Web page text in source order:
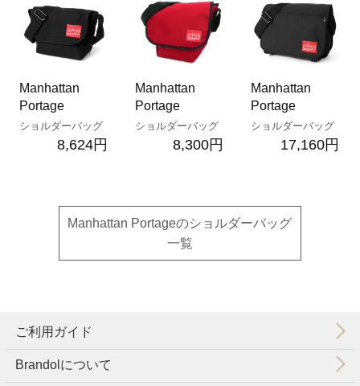
Manhattan
Portage
ショルダーバッグ
8,624円
Manhattan
Portage
ショルダーバッグ
8,300円
Manhattan
Portage
ショルダーバッグ
17,160円
Manhattan Portageのショルダーバッグ
一覧
ご利用ガイド
Brandolについて